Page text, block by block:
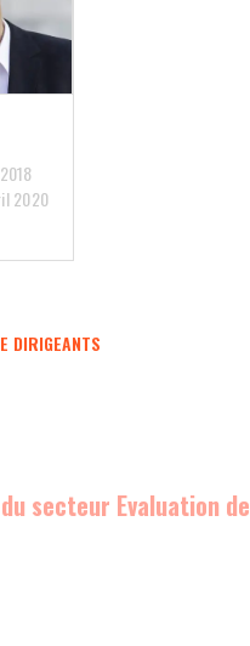
2020
DIRIGEANTS
secteur Evaluation